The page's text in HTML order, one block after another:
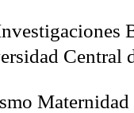
Central
Maternidad